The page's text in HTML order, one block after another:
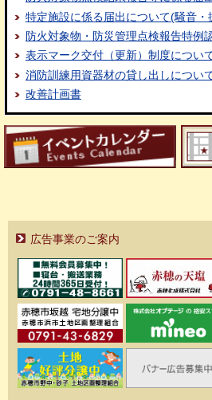
特定施設に係る届出について(騒音・
防火対象物・防災管理点検報告特例
表示マーク交付（更新）制度につい
消防訓練用資器材の貸し出しについ
改善計画書
広告事業のご案内